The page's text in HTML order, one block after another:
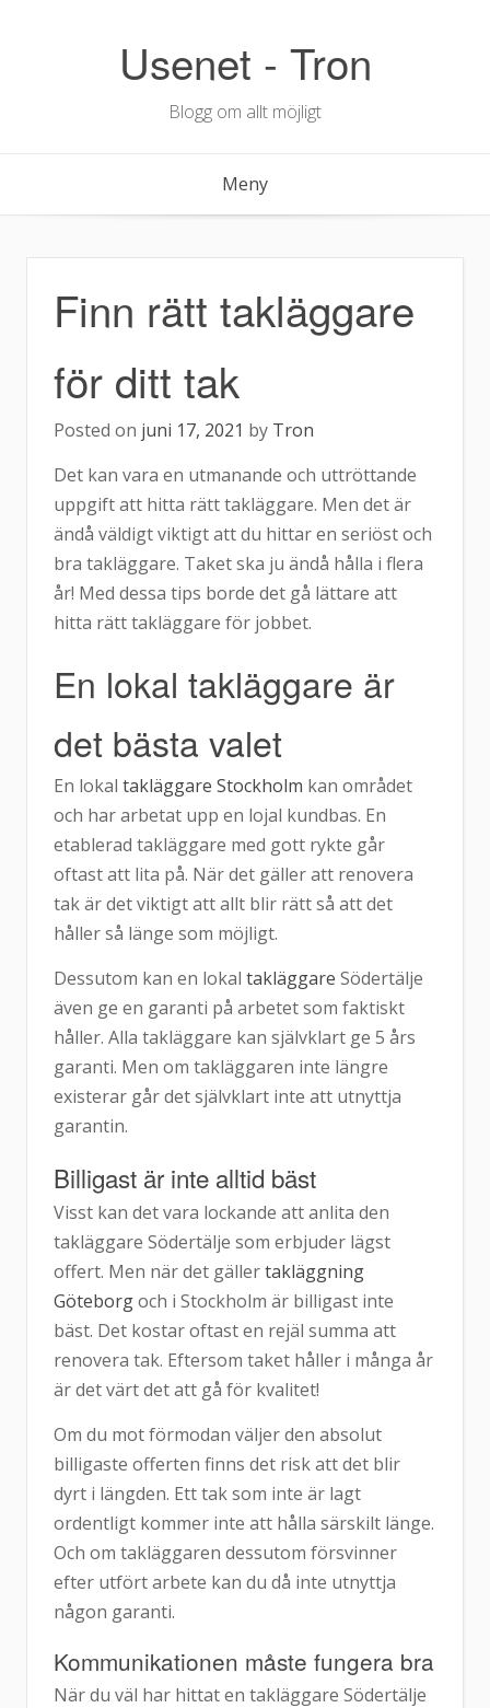
Usenet - Tron
Blogg om allt möjligt
Meny
Finn rätt takläggare
för ditt tak
Posted on juni 17, 2021 by Tron
Det kan vara en utmanande och uttröttande
uppgift att hitta rätt takläggare. Men det är
ändå väldigt viktigt att du hittar en seriöst och
bra takläggare. Taket ska ju ändå hålla i flera
år! Med dessa tips borde det gå lättare att
hitta rätt takläggare för jobbet.
En lokal takläggare är
det bästa valet
En lokal takläggare Stockholm kan området
och har arbetat upp en lojal kundbas. En
etablerad takläggare med gott rykte går
oftast att lita på. När det gäller att renovera
tak är det viktigt att allt blir rätt så att det
håller så länge som möjligt.
Dessutom kan en lokal takläggare Södertälje
även ge en garanti på arbetet som faktiskt
håller. Alla takläggare kan självklart ge 5 års
garanti. Men om takläggaren inte längre
existerar går det självklart inte att utnyttja
garantin.
Billigast är inte alltid bäst
Visst kan det vara lockande att anlita den
takläggare Södertälje som erbjuder lägst
offert. Men när det gällertakläggning
Göteborgoch i Stockholm är billigast inte
bäst. Det kostar oftast en rejäl summa att
renovera tak. Eftersom taket håller i många år
är det värt det att gå för kvalitet!
Om du mot förmodan väljer den absolut
billigaste offerten finns det risk att det blir
dyrt i längden. Ett tak som inte är lagt
ordentligt kommer inte att hålla särskilt länge.
Och om takläggaren dessutom försvinner
efter utfört arbete kan du då inte utnyttja
någon garanti.
Kommunikationen måste fungera bra
När du väl har hittat en takläggare Södertälje